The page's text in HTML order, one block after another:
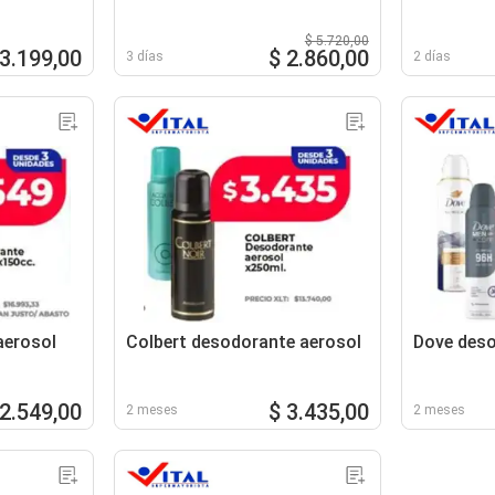
3 días
$ 5.720,00
$ 2.860,00 2 días
Colbert desodorante aerosol
2 meses $ 3.435,00
Dove
2 meses